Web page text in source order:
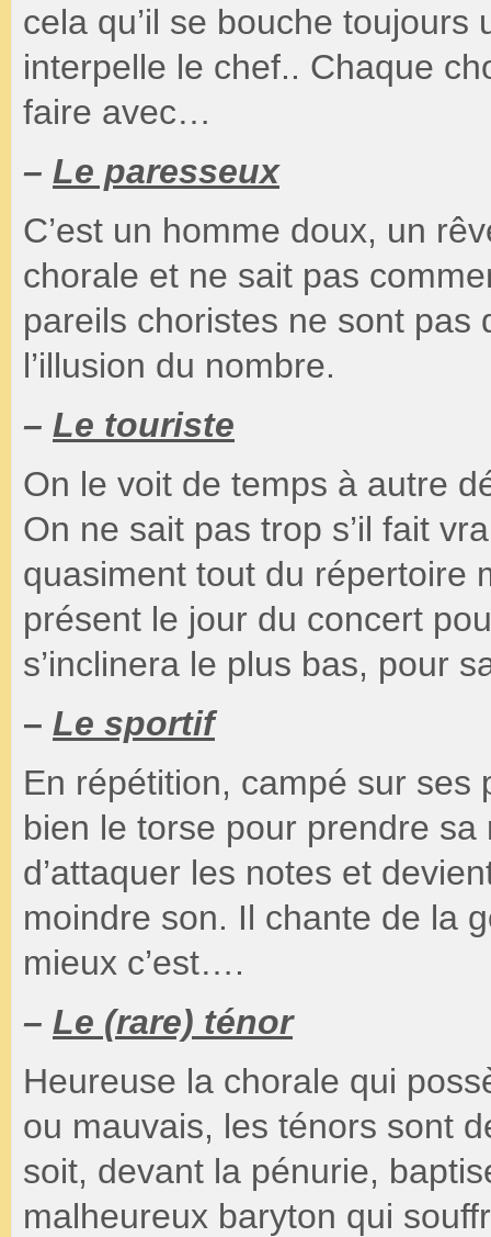
cela qu’il se bouche
interpelle le chef.. Chaque
faire avec…
– Le paresseux
C’est un homme doux, un
chorale et ne sait pas
pareils choristes ne sont pas
l’illusion du nombre.
– Le touriste
On le voit de temps à autre
On ne sait pas trop s’il fait
quasiment tout du répertoire
présent le jour du concert
s’inclinera le plus bas, pour
– Le sportif
En répétition, campé sur ses
bien le torse pour prendre
d’attaquer les notes et
moindre son. Il chante de la
mieux c’est….
– Le (rare) ténor
Heureuse la chorale qui
ou mauvais, les ténors sont
soit, devant la pénurie,
malheureux baryton qui